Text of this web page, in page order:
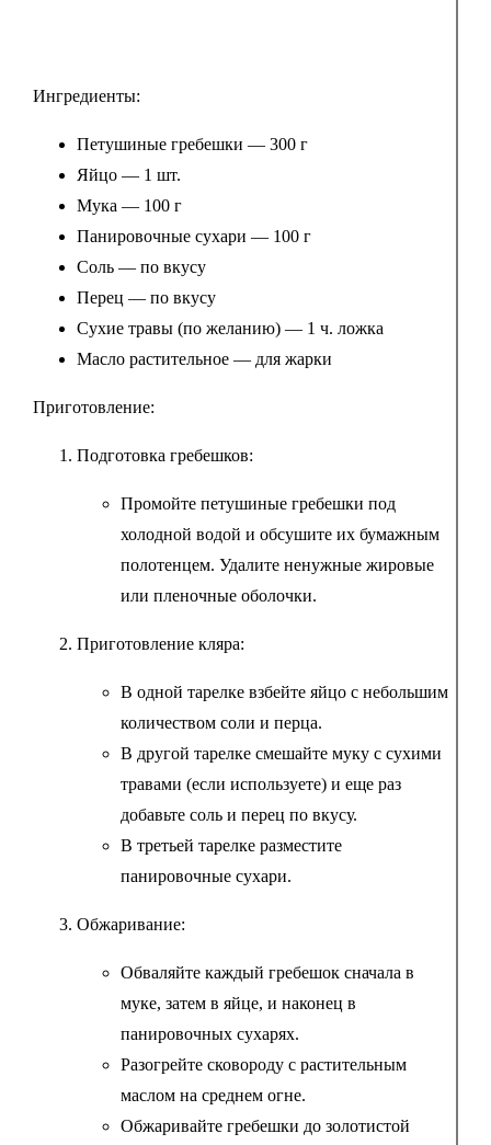
Ингредиенты:
Петушиные гребешки — 300 г
Яйцо — 1 шт.
Мука — 100 г
Панировочные сухари — 100 г
Соль — по вкусу
Перец — по вкусу
Сухие травы (по желанию) — 1 ч. ложка
Масло растительное — для жарки
Приготовление:
Подготовка гребешков:
Промойте петушиные гребешки под
холодной водой и обсушите их бумажным
полотенцем. Удалите ненужные жировые
или пленочные оболочки.
Приготовление кляра:
В одной тарелке взбейте яйцо с небольшим
количеством соли и перца.
В другой тарелке смешайте муку с сухими
травами (если используете) и еще раз
добавьте соль и перец по вкусу.
В третьей тарелке разместите
панировочные сухари.
Обжаривание:
Обваляйте каждый гребешок сначала в
муке, затем в яйце, и наконец в
панировочных сухарях.
Разогрейте сковороду с растительным
маслом на среднем огне.
Обжаривайте гребешки до золотистой